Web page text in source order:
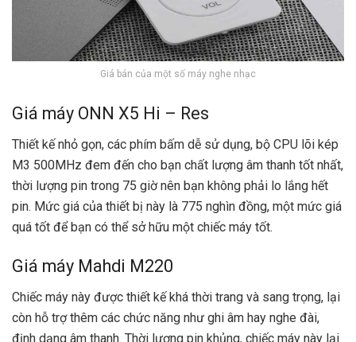
Giá bán của một số máy nghe nhạc
Giá máy ONN X5 Hi – Res
Thiết kế nhỏ gọn, các phím bấm dễ sử dụng, bộ CPU lõi kép
M3 500MHz đem đến cho bạn chất lượng âm thanh tốt nhất,
thời lượng pin trong 75 giờ nên bạn không phải lo lắng hết
pin. Mức giá của thiết bị này là 775 nghìn đồng, một mức giá
quá tốt để bạn có thể sở hữu một chiếc máy tốt.
Giá máy Mahdi M220
Chiếc máy này được thiết kế khá thời trang và sang trọng, lại
còn hỗ trợ thêm các chức năng như ghi âm hay nghe đài,
định dạng âm thanh. Thời lượng pin khủng, chiếc máy này lại